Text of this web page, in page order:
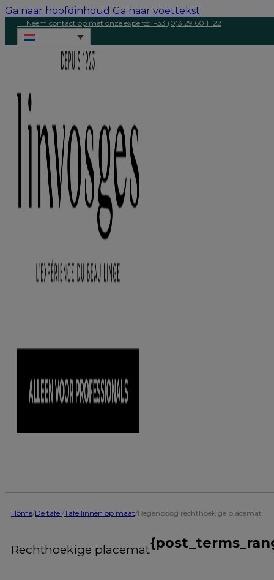
Ga naar hoofdinhoud Ga naar voettekst
Neem contact op met onze experts: +33 (0)3 29 60 11 22
Home/De tafel/Tafellinnen op maat/Regenboog rechthoekige placemat
Rechthoekige placemat